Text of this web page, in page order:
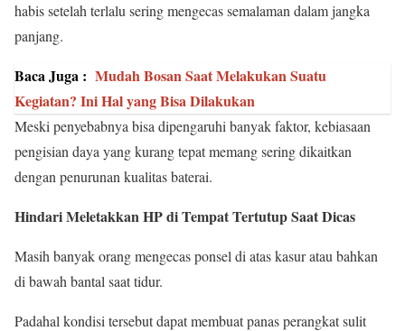
habis setelah terlalu sering mengecas semalaman dalam jangka
panjang.
Baca Juga : Mudah Bosan Saat Melakukan Suatu
Kegiatan? Ini Hal yang Bisa Dilakukan
Meski penyebabnya bisa dipengaruhi banyak faktor, kebiasaan
pengisian daya yang kurang tepat memang sering dikaitkan
dengan penurunan kualitas baterai.
Hindari Meletakkan HP di Tempat Tertutup Saat Dicas
Masih banyak orang mengecas ponsel di atas kasur atau bahkan
di bawah bantal saat tidur.
Padahal kondisi tersebut dapat membuat panas perangkat sulit